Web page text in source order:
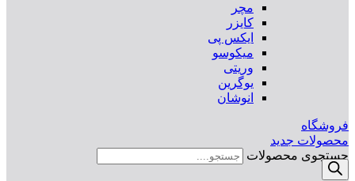
مچر
کایزر
ایکس پی
میکوسو
وریتی
یوگرین
انوشان
فروشگاه
محصولات جدید
جستجوی محصولات